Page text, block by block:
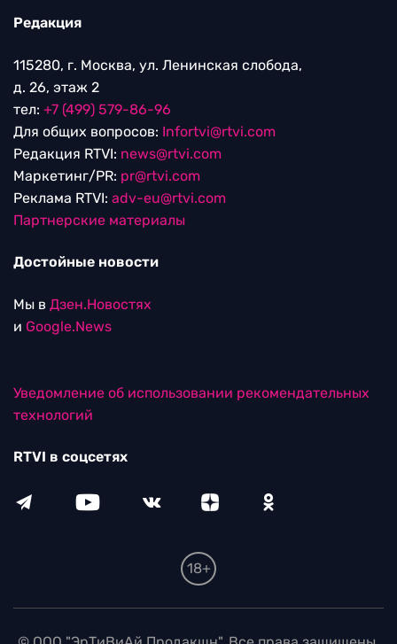
Редакция
115280, г. Москва, ул. Ленинская слобода,
д. 26, этаж 2
тел: +7 (499) 579-86-96
Для общих вопросов: Infortvi@rtvi.com
Редакция RTVI: news@rtvi.com
Маркетинг/PR: pr@rtvi.com
Реклама RTVI: adv-eu@rtvi.com
Партнерские материалы
Достойные новости
Мы в Дзен.Новостях
и Google.News
Уведомление об использовании рекомендательных
технологий
RTVI в соцсетях
18+